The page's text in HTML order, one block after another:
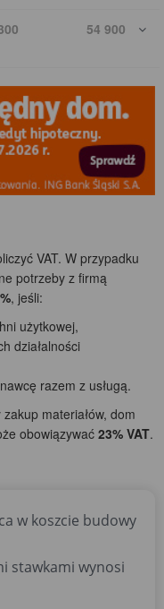
54 900
VAT. W przypadku
potrzeby z firmą
, jeśli:
użytkowej,
działalności
razem z usługą.
materiałów, dom
obowiązywać 23% VAT.
w koszcie budowy
stawkami wynosi